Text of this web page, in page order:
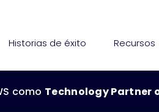
Historias de éxito Recursos
como Technology Partner